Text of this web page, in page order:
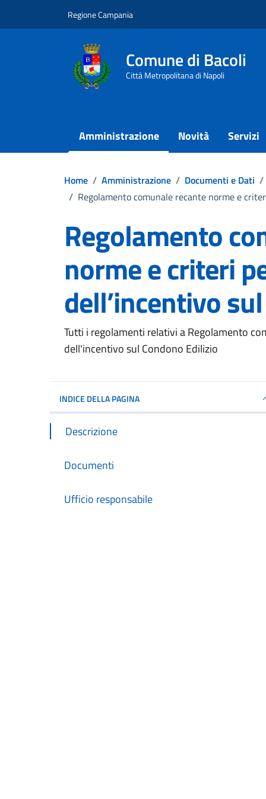
Regione Campania
Comune di Bacoli
Città Metropolitana di Napoli
Amministrazione Novità Servizi
Home / Amministrazione / Documenti e Dati /
/ Regolamento comunale recante norme e
Regolamento
norme e criteri
dell’incentivo
Dettagli del documento
Tutti i regolamenti relativi a Regolamento
dell'incentivo sul Condono Edilizio
INDICE DELLA PAGINA
Descrizione
Documenti
Ufficio responsabile